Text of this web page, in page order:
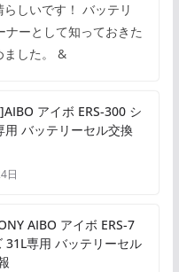
しいです！ バッテリ
ナーとして知っておきた
ました。 &
アイボ ERS-300 シ
用 バッテリーセル交換
日
AIBO アイボ ERS-7
31L専用 バッテリーセル